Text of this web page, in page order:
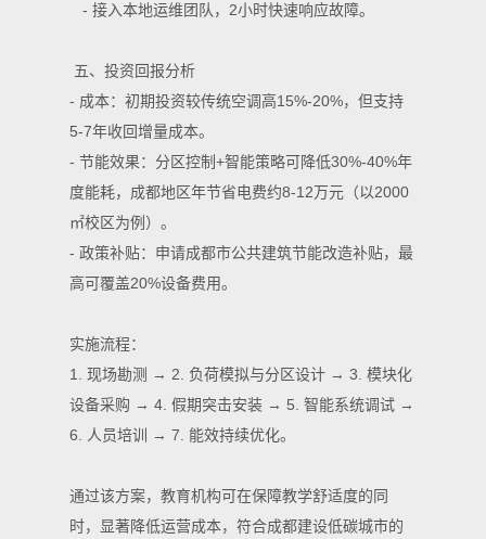
- 接入本地运维团队，2小时快速响应故障。
五、投资回报分析
- 成本：初期投资较传统空调高15%-20%，但支持
5-7年收回增量成本。
- 节能效果：分区控制+智能策略可降低30%-40%年
度能耗，成都地区年节省电费约8-12万元（以2000
㎡校区为例）。
- 政策补贴：申请成都市公共建筑节能改造补贴，最
高可覆盖20%设备费用。
实施流程：
1. 现场勘测 → 2. 负荷模拟与分区设计 → 3. 模块化
设备采购 → 4. 假期突击安装 → 5. 智能系统调试 →
6. 人员培训 → 7. 能效持续优化。
通过该方案，教育机构可在保障教学舒适度的同
时，显著降低运营成本，符合成都建设低碳城市的